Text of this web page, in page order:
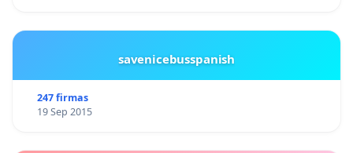
savenicebusspanish
247 firmas
19 Sep 2015